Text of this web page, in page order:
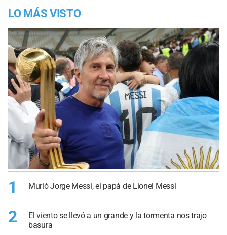
LO MÁS VISTO
1 Murió Jorge Messi, el papá de Lionel Messi
2
El viento se llevó a un grande y la tormenta nos trajo
basura